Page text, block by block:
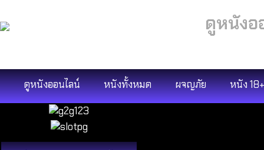
ดูหนังอ
ดูหนังออนไลน์ หนังทั้งหมด ผจญภัย หนัง 18+